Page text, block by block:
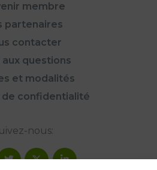
membre
partenaires
contacter
aux questions
et modalités
de confidentialité
nous: